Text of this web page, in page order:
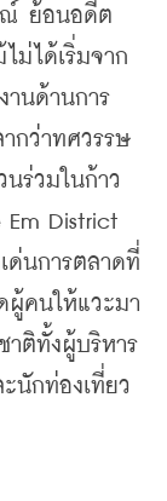
ณ์ ย้อนอดีต
ม่ได้เริ่มจาก
านด้านการ
กว่าทศวรรษ
ร่วมในก้าว
District
ด่นการตลาดที่
ผู้คนให้แวะมา
าติทั้งผู้บริหาร
นักท่องเที่ยว